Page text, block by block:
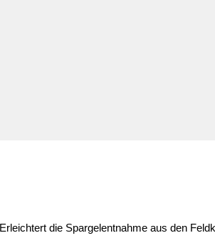
Erleichtert die Spargelentnahme aus den